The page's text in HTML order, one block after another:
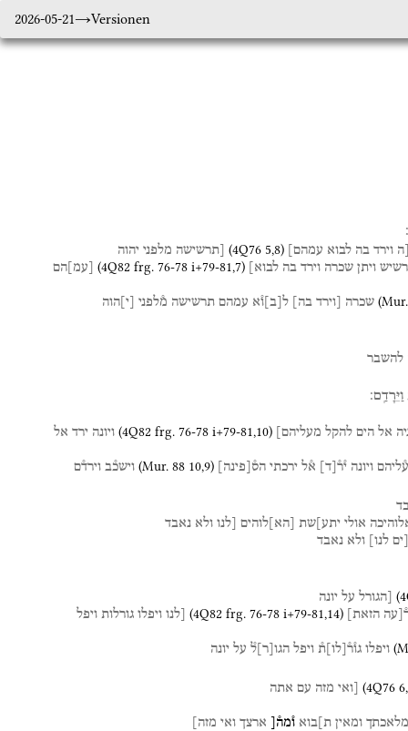
2026-05-21 Versionen
וירד בה לבוא עמהם] (4Q76 5,8) [תרשישה מלפני יהוה
ויתן שכרה וירד בה לבוא] (4Q82 frg. 76-78 i+79-81,7) עמ הם
( שכרה [וירד בה] ל ב ו֯א עמהם תרשישה מ֯לפני י הוה
להשבר
וַיֵּרָדַֽם׃
אל הים להקל מעליהם] (4Q82 frg. 76-78 i+79-81,10) ויונה ירד אל
ויונה י֯ר֯ ד א֯ל ירכתי הס֯ פינה (Mur. 88 10,9) וישכ֯ב וירד֯ם
אולי יתע]שת הא לוהים [לנו ולא נאבד
לנו] ולא נאבד
( [הגורל על יונה
הזאת] (4Q82 frg. 76-78 i+79-81,14) [לנו ויפלו גורלות ויפל
( ויפלו גו֯ר֯ לו ת֯ ויפל הגו ר ל֯ על יונה
(4Q76 6, [ואי מזה עם אתה
מלאכתך ומאין ת]בוא ו֯מה֯[ ארצך ואי מזה]